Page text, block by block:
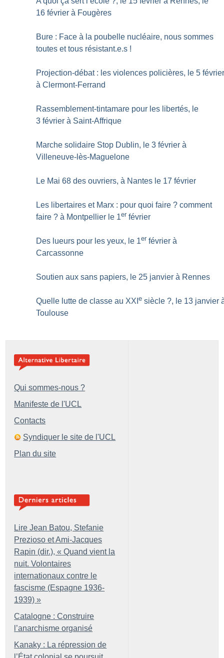
16 février à Fougères
Bure : Face à la poubelle nucléaire, nous sommes
toutes et tous résistant.e.s !
Projection-débat : les violences policières, le 5
à Clermont-Ferrand
Rassemblement-tintamare pour les libertés, le
3 février à Saint-Affrique
Marche solidaire Stop Dublin, le 3 février à
Villeneuve-lès-Maguelone
Le Mai 68 des ouvriers, à Nantes le 17 février
Les libertaires et Marx : pour quoi faire ? comment
faire ? à Montpellier le 1er février
Des lueurs pour les yeux, le 1er février à
Carcassonne
Soutien aux sans papiers, le 25 janvier à Rennes
Quelle lutte de classe au XXIe siècle ?, le 13 janvier
Toulouse
Qui sommes-nous ?
Manifeste de l'UCL
Contacts
Syndiquer le site de l'UCL
Plan du site
Lire Jean Batou, Stefanie
Prezioso et Ami-Jacques
Rapin (dir.), « Quand vient la
nuit. Volontaires
internationaux contre le
fascisme (Espagne 1936-
1939) »
Catalogne : Construire
l’anarchisme organisé
Kanaky : La répression de